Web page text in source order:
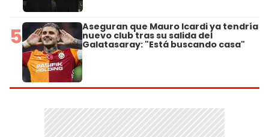
5 Aseguran que Mauro Icardi ya tendría
nuevo club tras su salida del
Galatasaray: "Está buscando casa"